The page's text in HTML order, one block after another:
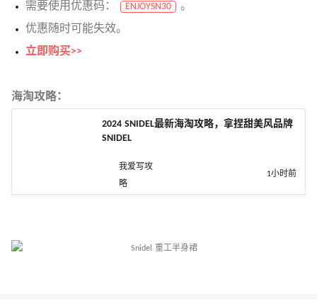
需要使用优惠码：
ENJOYSN30
。
优惠随时可能失效。
立即购买>>
海淘攻略：
2024 SNIDEL最新海淘攻略，拿捏甜美风品牌
SNIDEL
我爱写攻
略
1小时前